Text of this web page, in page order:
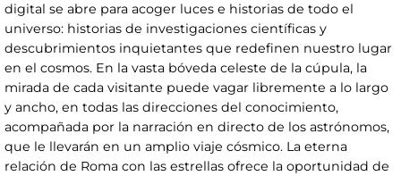
digital se abre para acoger luces e historias de todo el
universo: historias de investigaciones científicas y
descubrimientos inquietantes que redefinen nuestro lugar
en el cosmos. En la vasta bóveda celeste de la cúpula, la
mirada de cada visitante puede vagar libremente a lo largo
y ancho, en todas las direcciones del conocimiento,
acompañada por la narración en directo de los astrónomos,
que le llevarán en un amplio viaje cósmico. La eterna
relación de Roma con las estrellas ofrece la oportunidad de